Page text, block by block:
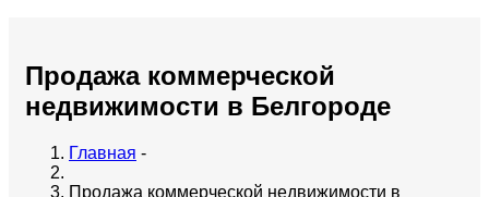
Продажа коммерческой
недвижимости в Белгороде
Главная -
Продажа коммерческой недвижимости в